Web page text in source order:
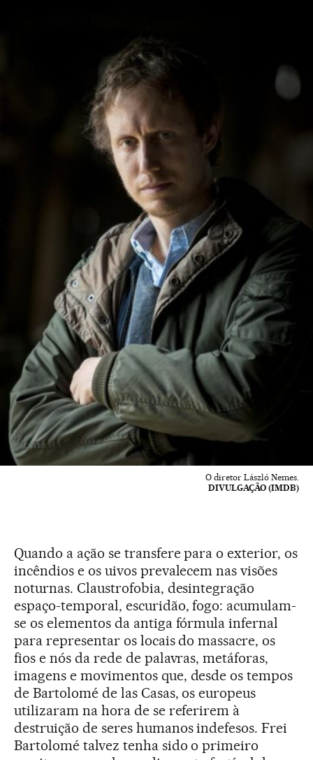
O diretor László Nemes.
DIVULGAÇÃO (IMDB)
Quando a ação se transfere para o exterior, os
incêndios e os uivos prevalecem nas visões
noturnas. Claustrofobia, desintegração
espaço-temporal, escuridão, fogo: acumulam-
se os elementos da antiga fórmula infernal
para representar os locais do massacre, os
fios e nós da rede de palavras, metáforas,
imagens e movimentos que, desde os tempos
de Bartolomé de las Casas, os europeus
utilizaram na hora de se referirem à
destruição de seres humanos indefesos. Frei
Bartolomé talvez tenha sido o primeiro